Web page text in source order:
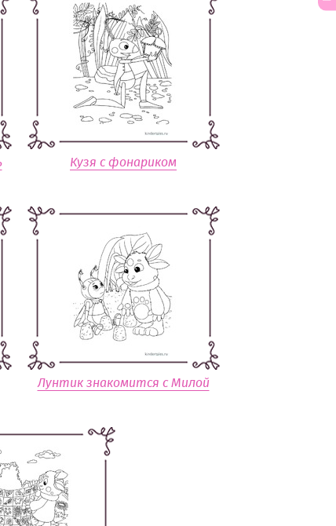
Кузя с фонариком
Лунтик знакомится с Милой